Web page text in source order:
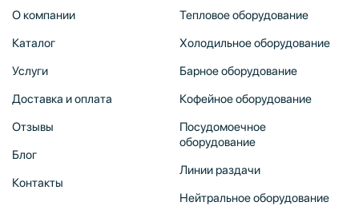
О компании
Каталог
Услуги
Доставка и оплата
Отзывы
Блог
Контакты
Тепловое оборудование
Холодильное оборудование
Барное оборудование
Кофейное оборудование
Посудомоечное
оборудование
Линии раздачи
Нейтральное оборудование